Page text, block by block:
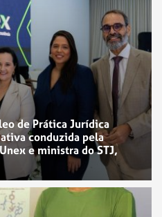
de Prática Jurídica
conduzida pela
e ministra do STJ,